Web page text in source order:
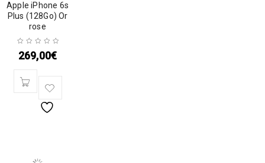
Apple iPhone 6s
Plus (128Go) Or
rose
269,00€